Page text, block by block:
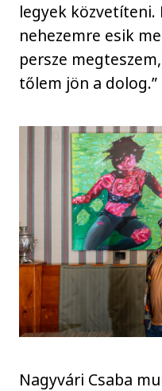
legyek közvetíteni.
nehezemre esik
persze
tőlem jön a dolog.”
Nagyvári Csaba